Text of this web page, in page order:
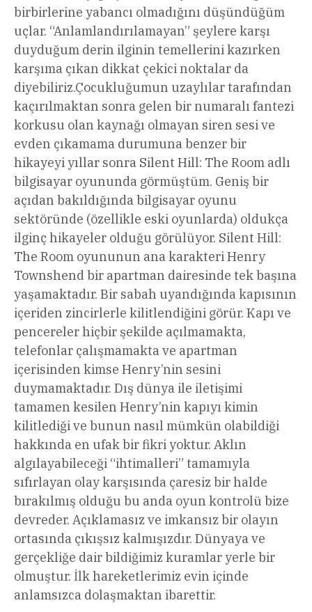
birbirlerine yabancı olmadığını düşündüğüm
uçlar. “Anlamlandırılamayan” şeylere karşı
duyduğum derin ilginin temellerini kazırken
karşıma çıkan dikkat çekici noktalar da
diyebiliriz.Çocukluğumun uzaylılar tarafından
kaçırılmaktan sonra gelen bir numaralı fantezi
korkusu olan kaynağı olmayan siren sesi ve
evden çıkamama durumuna benzer bir
hikayeyi yıllar sonra Silent Hill: The Room adlı
bilgisayar oyununda görmüştüm. Geniş bir
açıdan bakıldığında bilgisayar oyunu
sektöründe (özellikle eski oyunlarda) oldukça
ilginç hikayeler olduğu görülüyor. Silent Hill:
The Room oyununun ana karakteri Henry
Townshend bir apartman dairesinde tek başına
yaşamaktadır. Bir sabah uyandığında kapısının
içeriden zincirlerle kilitlendiğini görür. Kapı ve
pencereler hiçbir şekilde açılmamakta,
telefonlar çalışmamakta ve apartman
içerisinden kimse Henry’nin sesini
duymamaktadır. Dış dünya ile iletişimi
tamamen kesilen Henry’nin kapıyı kimin
kilitlediği ve bunun nasıl mümkün olabildiği
hakkında en ufak bir fikri yoktur. Aklın
algılayabileceği “ihtimalleri” tamamıyla
sıfırlayan olay karşısında çaresiz bir halde
bırakılmış olduğu bu anda oyun kontrolü bize
devreder. Açıklamasız ve imkansız bir olayın
ortasında çıkışsız kalmışızdır. Dünyaya ve
gerçekliğe dair bildiğimiz kuramlar yerle bir
olmuştur. İlk hareketlerimiz evin içinde
anlamsızca dolaşmaktan ibarettir.